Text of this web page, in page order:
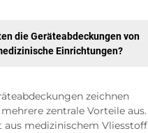
die Geräteabdeckungen von
Einrichtungen?
zeichnen
zentrale Vorteile aus.
aus medizinischem Vliesstoff